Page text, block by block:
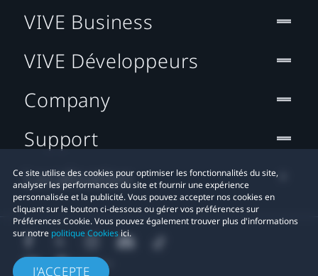
Ce site utilise des cookies pour optimiser les fonctionnalités du site,
analyser les performances du site et fournir une expérience
personnalisée et la publicité. Vous pouvez accepter nos cookies en
cliquant sur le bouton ci-dessous ou gérer vos préférences sur
Préférences Cookie. Vous pouvez également trouver plus d'informations
sur notre politique Cookiesici.
J'ACCEPTE
VIVE Business
VIVE Développeurs
Company
Support
Localisation